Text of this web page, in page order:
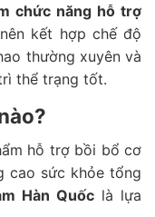
chức năng hỗ trợ
kết hợp chế độ
thường xuyên và
thể trạng tốt.
hỗ trợ bồi bổ cơ
cao sức khỏe tổng
Hàn Quốclà lựa